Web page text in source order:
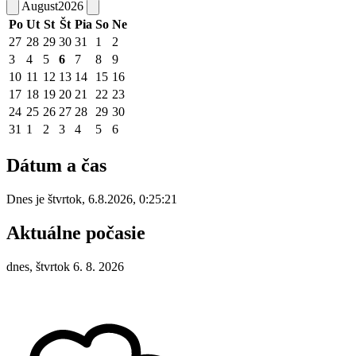
August2026
Po Ut St Št Pia So Ne
27 28 29 30 31 1
2
3
4 5 6 7 8
9
10 11 12 13 14 15 16
17 18 19 20 21 22 23
24 25 26 27 28 29 30
31 1 2 3 4 5 6
Dátum a čas
Dnes je štvrtok, 6.8.2026, 0:25:21
Aktuálne počasie
dnes, štvrtok 6. 8. 2026